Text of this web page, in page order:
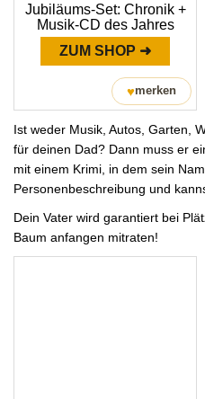
Jubiläums-Set: Chronik +
Musik-CD des Jahres
ZUM SHOP ➜
♥merken
Ist weder Musik, Autos, Garten,
für deinen Dad? Dann muss er
mit einem Krimi, in dem sein
Personenbeschreibung und
Dein Vater wird garantiert bei
Baum anfangen mitraten!